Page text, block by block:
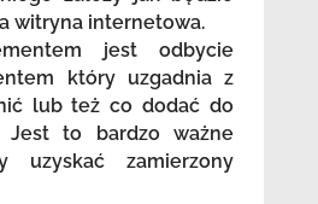
witryna internetowa.
jest odbycie
który uzgadnia z
lub też co dodać do
Jest to bardzo ważne
uzyskać zamierzony